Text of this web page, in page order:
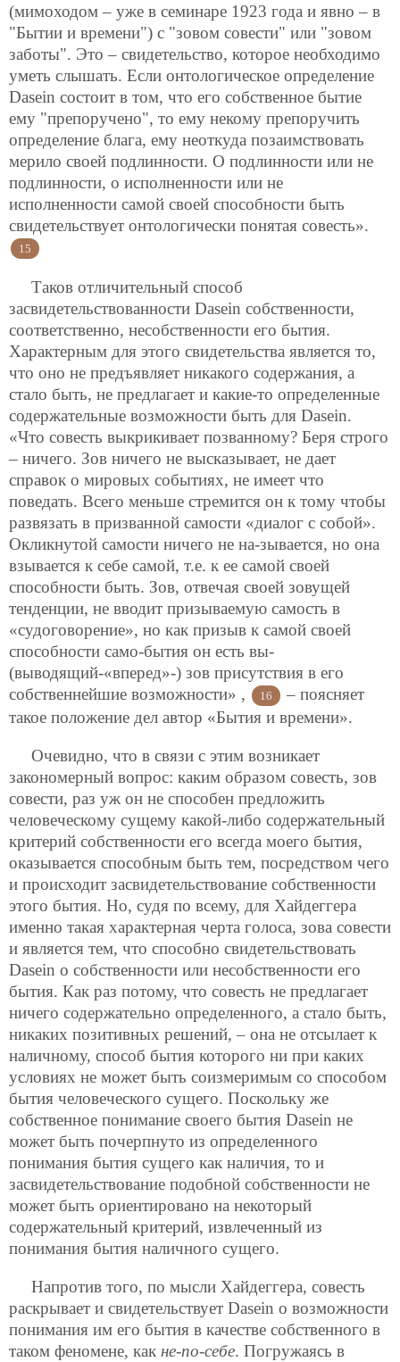
(мимоходом – уже в семинаре 1923 года и явно – в
"Бытии и времени") с "зовом совести" или "зовом
заботы". Это – свидетельство, которое необходимо
уметь слышать. Если онтологическое определение
Dasein состоит в том, что его собственное бытие
ему "препоручено", то ему некому препоручить
определение блага, ему неоткуда позаимствовать
мерило своей подлинности. О подлинности или не
подлинности, о исполненности или не
исполненности самой своей способности быть
свидетельствует онтологически понятая совесть».
15
Таков отличительный способ
засвидетельствованности Dasein собственности,
соответственно, несобственности его бытия.
Характерным для этого свидетельства является то,
что оно не предъявляет никакого содержания, а
стало быть, не предлагает и какие-то определенные
содержательные возможности быть для Dasein.
«Что совесть выкрикивает позванному? Беря строго
– ничего. Зов ничего не высказывает, не дает
справок о мировых событиях, не имеет что
поведать. Всего меньше стремится он к тому чтобы
развязать в призванной самости «диалог с собой».
Окликнутой самости ничего не на-зывается, но она
взывается к себе самой, т.е. к ее самой своей
способности быть. Зов, отвечая своей зовущей
тенденции, не вводит призываемую самость в
«судоговорение», но как призыв к самой своей
способности само-бытия он есть вы-
(выводящий-«вперед»-) зов присутствия в его
собственнейшие возможности» ,
16
– поясняет
такое положение дел автор «Бытия и времени».
Очевидно, что в связи с этим возникает
закономерный вопрос: каким образом совесть, зов
совести, раз уж он не способен предложить
человеческому сущему какой-либо содержательный
критерий собственности его всегда моего бытия,
оказывается способным быть тем, посредством чего
и происходит засвидетельствование собственности
этого бытия. Но, судя по всему, для Хайдеггера
именно такая характерная черта голоса, зова совести
и является тем, что способно свидетельствовать
Dasein о собственности или несобственности его
бытия. Как раз потому, что совесть не предлагает
ничего содержательно определенного, а стало быть,
никаких позитивных решений, – она не отсылает к
наличному, способ бытия которого ни при каких
условиях не может быть соизмеримым со способом
бытия человеческого сущего. Поскольку же
собственное понимание своего бытия Dasein не
может быть почерпнуто из определенного
понимания бытия сущего как наличия, то и
засвидетельствование подобной собственности не
может быть ориентировано на некоторый
содержательный критерий, извлеченный из
понимания бытия наличного сущего.
Напротив того, по мысли Хайдеггера, совесть
раскрывает и свидетельствует Dasein о возможности
понимания им его бытия в качестве собственного в
таком феномене, как не-по-себе. Погружаясь в